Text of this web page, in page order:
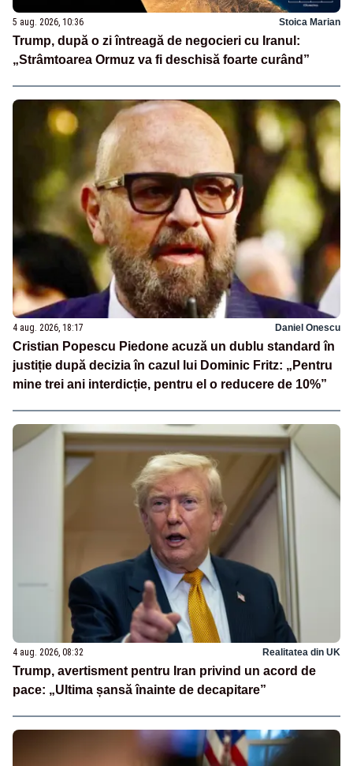
5 aug. 2026, 10:36 Stoica Marian
Trump, după o zi întreagă de negocieri cu Iranul:
„Strâmtoarea Ormuz va fi deschisă foarte curând”
4 aug. 2026, 18:17 Daniel Onescu
Cristian Popescu Piedone acuză un dublu standard în
justiție după decizia în cazul lui Dominic Fritz: „Pentru
mine trei ani interdicție, pentru el o reducere de 10%”
4 aug. 2026, 08:32 Realitatea din UK
Trump, avertisment pentru Iran privind un acord de
pace: „Ultima șansă înainte de decapitare”